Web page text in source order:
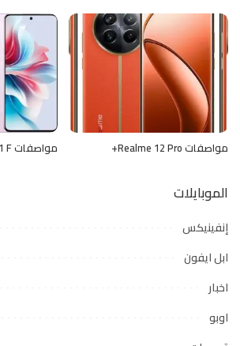
مواصفات Realme 12 Pro+ مواصفات Oppo Reno11 F
الموبايلات
إنفينيكس
ابل ايفون
اخبار
اوبو